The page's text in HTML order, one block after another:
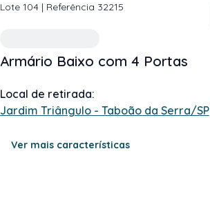
Lote 104| Referência 32215
Armário Baixo com 4 Portas
Local de retirada:
Jardim Triângulo - Taboão da Serra/SP
Ver mais características